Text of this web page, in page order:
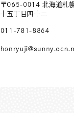
〒065-0014 北海道札
十五丁目四十二
011-781-8864